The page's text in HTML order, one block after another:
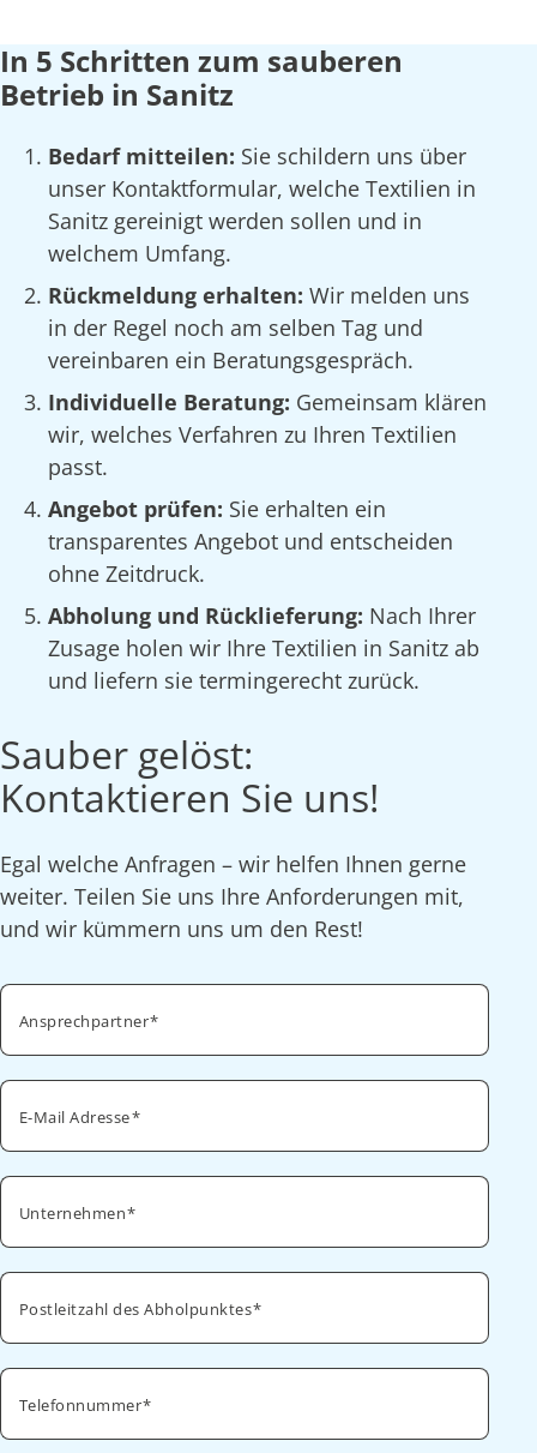
In 5 Schritten zum sauberen
Betrieb in Sanitz
Bedarf mitteilen: Sie schildern uns über
unser Kontaktformular, welche Textilien in
Sanitz gereinigt werden sollen und in
welchem Umfang.
Rückmeldung erhalten: Wir melden uns
in der Regel noch am selben Tag und
vereinbaren ein Beratungsgespräch.
Individuelle Beratung: Gemeinsam klären
wir, welches Verfahren zu Ihren Textilien
passt.
Angebot prüfen: Sie erhalten ein
transparentes Angebot und entscheiden
ohne Zeitdruck.
Abholung und Rücklieferung: Nach Ihrer
Zusage holen wir Ihre Textilien in Sanitz ab
und liefern sie termingerecht zurück.
Sauber gelöst:
Kontaktieren Sie uns!
Egal welche Anfragen – wir helfen Ihnen gerne
weiter. Teilen Sie uns Ihre Anforderungen mit,
und wir kümmern uns um den Rest!
Ansprechpartner
E-Mail Adresse
Unternehmen
Postleitzahl des Abholpunktes
Telefonnummer